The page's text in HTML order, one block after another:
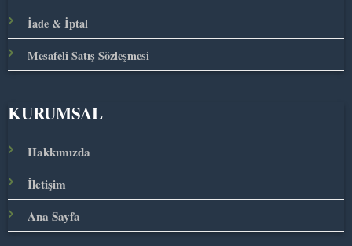
İade & İptal
Mesafeli Satış Sözleşmesi
KURUMSAL
Hakkımızda
İletişim
Ana Sayfa